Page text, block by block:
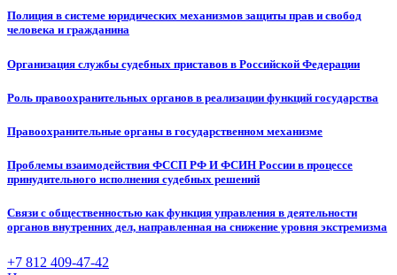
Полиция в системе юридических механизмов защиты прав и свобод
человека и гражданина
Организация службы судебных приставов в Российской Федерации
Роль правоохранительных органов в реализации функций государства
Правоохранительные органы в государственном механизме
Проблемы взаимодействия ФССП РФ И ФСИН России в процессе
принудительного исполнения судебных решений
Связи с общественностью как функция управления в деятельности
органов внутренних дел, направленная на снижение уровня экстремизма
+7 812 409-47-42